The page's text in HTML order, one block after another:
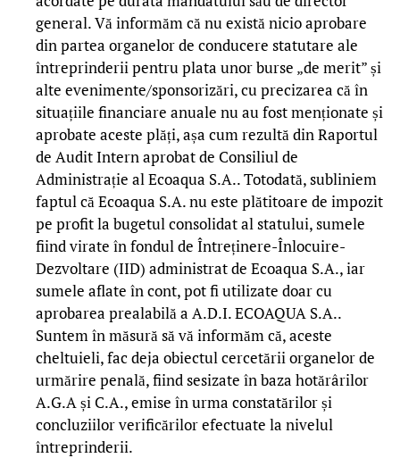
general. Vă informăm că nu există nicio aprobare
din partea organelor de conducere statutare ale
întreprinderii pentru plata unor burse „de merit” și
alte evenimente/sponsorizări, cu precizarea că în
situațiile financiare anuale nu au fost menționate și
aprobate aceste plăți, așa cum rezultă din Raportul
de Audit Intern aprobat de Consiliul de
Administrație al Ecoaqua S.A.. Totodată, subliniem
faptul că Ecoaqua S.A. nu este plătitoare de impozit
pe profit la bugetul consolidat al statului, sumele
fiind virate în fondul de Întreținere-Înlocuire-
Dezvoltare (IID) administrat de Ecoaqua S.A., iar
sumele aflate în cont, pot fi utilizate doar cu
aprobarea prealabilă a A.D.I. ECOAQUA S.A..
Suntem în măsură să vă informăm că, aceste
cheltuieli, fac deja obiectul cercetării organelor de
urmărire penală, fiind sesizate în baza hotărârilor
A.G.A și C.A., emise în urma constatărilor și
concluziilor verificărilor efectuate la nivelul
întreprinderii.